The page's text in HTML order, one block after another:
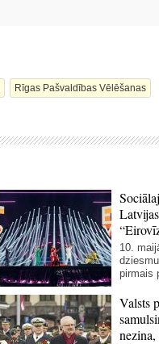
Rīgas Pašvaldības Vēlēšanas
10.
pirmais
Valsts